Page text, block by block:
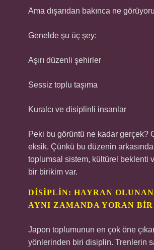
Ama dışarıdan bakınca ne
Genelde şu üç şey:
Aşırı düzenli şehirler
Sessiz toplu taşıma
Kuralcı ve disiplinli insanlar
Peki bu görüntü ne kadar gerçek?
eksik. Çünkü bu düzenin
toplumsal sistem, kültürel beklenti
bir birikim var.
DISIPLIN: HAYRAN
AYNI ZAMANDA YORAN
Japon toplumunun en çok öne
yönlerinden biri disiplin. Trenlerin